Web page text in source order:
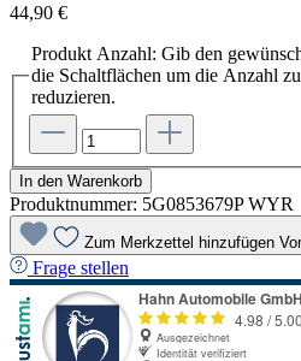
44,90 €
Produkt Anzahl: Gib den
die Schaltflächen um die Anzahl
reduzieren.
In den Warenkorb
Produktnummer: 5G0853679P WYR
Zum Merkzettel hinzufügen
Frage stellen